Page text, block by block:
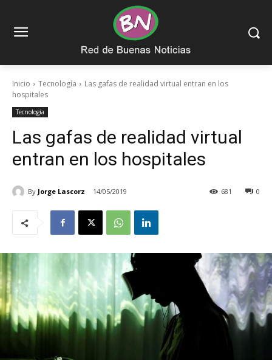
Inicio Tecnología
Las gafas de realidad virtual entran en los
hospitales
Tecnología
Las gafas de realidad virtual
entran en los hospitales
By Jorge Lascorz 14/05/2019 0
681